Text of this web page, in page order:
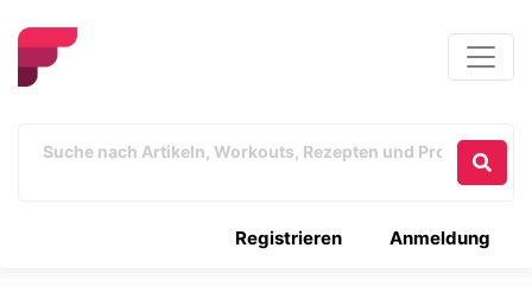
Anmeldung
Registrieren